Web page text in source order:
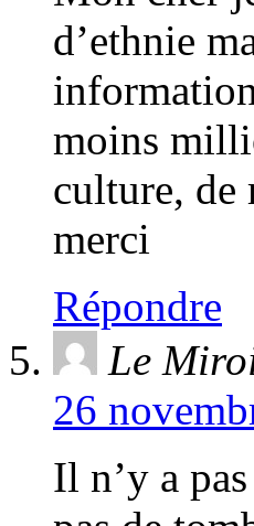
d’ethnie
moins
culture,
merci
Répondre
Le
26
Il n’y a